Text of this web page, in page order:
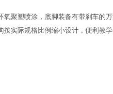
聚塑喷涂，底脚装备有带刹车的
按实际规格比例缩小设计，便利教学